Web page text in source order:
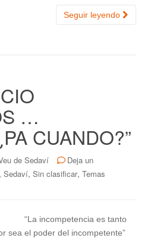
Seguir leyendo
…
CUANDO?”
de Sedaví
Deja un
, Sedaví, Sin clasificar, Temas
es tanto
sea el poder del incompetente”